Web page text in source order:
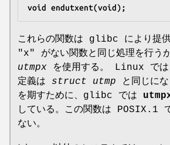
void endutxent(void);
これらの関数は glibc により提供
"x" がない関数と同じ処理を行う
utmpx を使用する。 Linux では
定義は struct utmp と同じに
を期すために、glibc では
している。この関数は POSIX.1
ない。